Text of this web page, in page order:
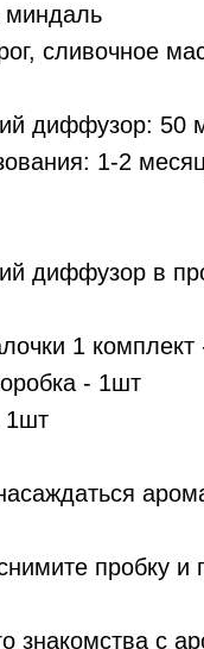
миндаль
сливочное
диффузор: 50
1-2
диффузор в
1 комплект
- 1шт
1шт
пробку и
знакомства с